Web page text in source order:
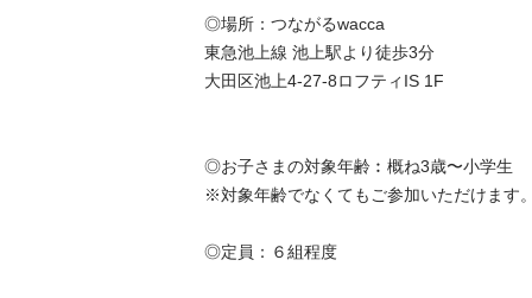
◎場所：つながるwacca
東急池上線 池上駅より徒歩3分
大田区池上4-27-8ロフティIS 1F
◎お子さまの対象年齢︰概ね3歳〜小学生
※対象年齢でなくてもご参加いただけます。
◎定員：６組程度